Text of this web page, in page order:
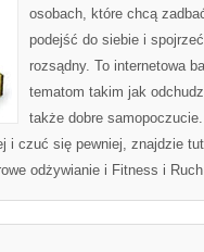
osobach, które chcą
podejść do siebie i
rozsądny. To internetowa
tematom takim jak
także dobre
i czuć się pewniej, znajdzie
odżywianie i Fitness i